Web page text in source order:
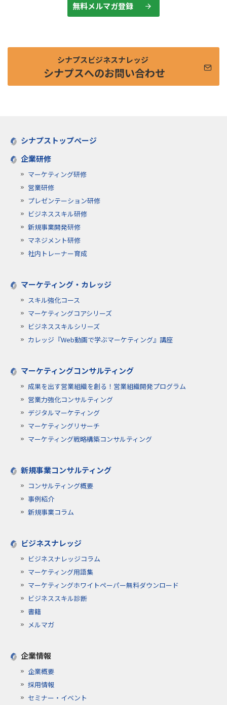
無料メルマガ登録
シナプスビジネスナレッジ
シナプスへのお問い合わせ
シナプストップページ
企業研修
マーケティング研修
営業研修
プレゼンテーション研修
ビジネススキル研修
新規事業開発研修
マネジメント研修
社内トレーナー育成
マーケティング・カレッジ
スキル強化コース
マーケティングコアシリーズ
ビジネススキルシリーズ
カレッジ『Web動画で学ぶマーケティング』講座
マーケティングコンサルティング
成果を出す営業組織を創る！営業組織開発プログラム
営業力強化コンサルティング
デジタルマーケティング
マーケティングリサーチ
マーケティング戦略構築コンサルティング
新規事業コンサルティング
コンサルティング概要
事例紹介
新規事業コラム
ビジネスナレッジ
ビジネスナレッジコラム
マーケティング用語集
マーケティングホワイトペーパー無料ダウンロード
ビジネススキル診断
書籍
メルマガ
企業情報
企業概要
採用情報
セミナー・イベント